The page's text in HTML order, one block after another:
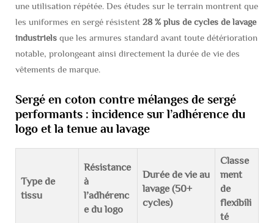
une utilisation répétée. Des études sur le terrain montrent que
les uniformes en sergé résistent 28 % plus de cycles de lavage
industriels que les armures standard avant toute détérioration
notable, prolongeant ainsi directement la durée de vie des
vêtements de marque.
Sergé en coton contre mélanges de sergé
performants : incidence sur l’adhérence du
logo et la tenue au lavage
Type de
tissu
Résistance
à
l’adhérenc
e du logo
Durée de vie au
lavage (50+
cycles)
Classe
ment
de
flexibili
té